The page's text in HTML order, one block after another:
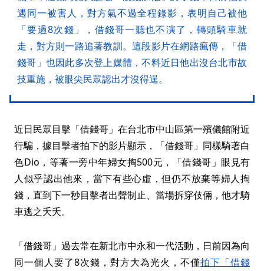
遇同一被害人，對方氣不過全程錄影，表明自己被他
「要過8次錢」，借錢哥一聽也不演了，轉頭騎車就
走，對方則一路追著教訓。這段影片在網路瘋傳，「借
錢哥」也因此多次登上媒體，不料近日他出沒台北市故
技重施，被眼尖民眾認出才沒得逞。
近日民眾目擊「借錢哥」在台北市中山區第一殯儀館附近
行騙，據目擊者拍下的影片顯示，「借錢哥」同樣騎著白
色Dio，等著一旁中年婦女掏500元，「借錢哥」眼見有
人似乎認出他來，當下有些心虛，但仍不放棄等婦人掏
錢，直到下一秒目擊者出聲制止、當場拆穿伎倆，他才騎
車逃之夭夭。
「借錢哥」過去常在新北市中永和一代活動，日前因為向
同一個人要了8次錢，對方大為光火，不僅拍下「借錢